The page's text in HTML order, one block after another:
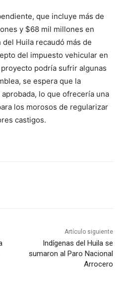
que incluye más de
y $68 mil millones en
Huila recaudó más de
del impuesto vehicular en
podría sufrir algunas
se espera que la
lo que ofrecería una
los morosos de regularizar
castigos.
Artículo siguiente
Indígenas del Huila se
sumaron al Paro Nacional
Arrocero